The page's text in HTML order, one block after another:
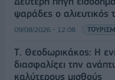
ψαράδες ο αλιευτικός
09/08/2026 - 12:08
Τ. Θεοδωρικάκος: Η
διασφαλίζει την
καλύτερους μισθούς